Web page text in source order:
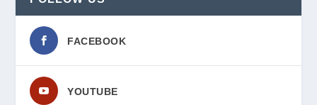
FACEBOOK
YOUTUBE